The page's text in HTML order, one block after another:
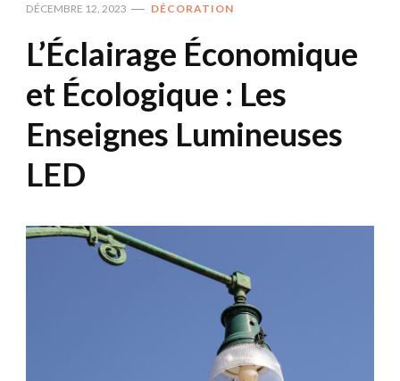
DÉCEMBRE 12, 2023 DÉCORATION
L’Éclairage Économique
et Écologique : Les
Enseignes Lumineuses
LED